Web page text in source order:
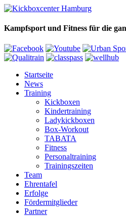
Kampfsport und Fitness für die
Startseite
News
Training
Kickboxen
Kindertraining
Ladykickboxen
Box-Workout
TABATA
Fitness
Personaltraining
Trainingszeiten
Team
Ehrentafel
Erfolge
Fördermitglieder
Partner